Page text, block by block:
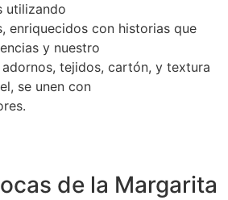
utilizando
enriquecidos con historias que
y nuestro
tejidos, cartón, y textura
se unen con
de la Margarita